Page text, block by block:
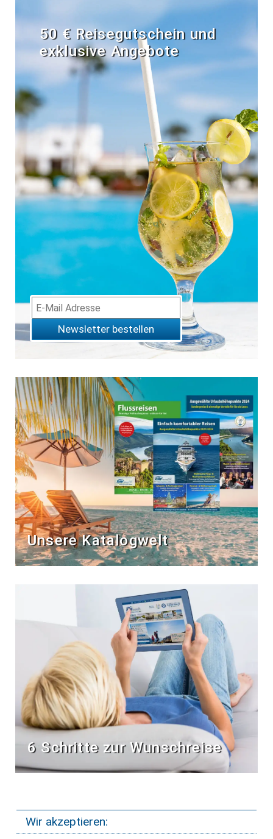
50 € Reisegutschein und
exklusive Angebote
Newsletter bestellen
Unsere Katalogwelt
6 Schritte zur Wunschreise
Wir akzeptieren: